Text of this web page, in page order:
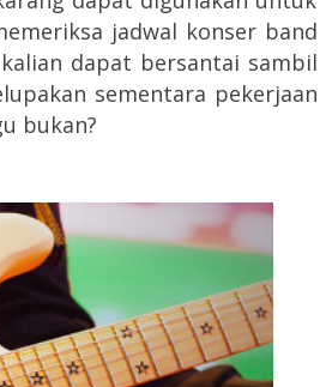
jadwal konser band
dapat bersantai sambil
sementara pekerjaan
bukan?